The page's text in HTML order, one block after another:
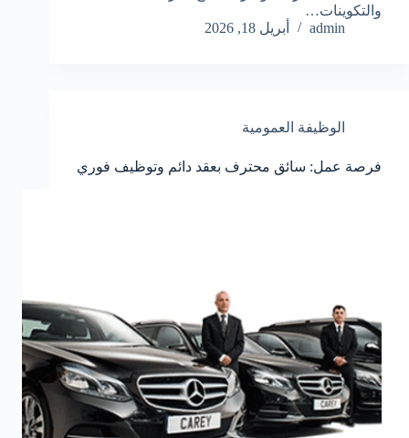
والتكوينات…
admin
أبريل 18, 2026
الوظيفة العمومية
فرصة عمل: سائق محترف بعقد دائم وتوظيف فوري